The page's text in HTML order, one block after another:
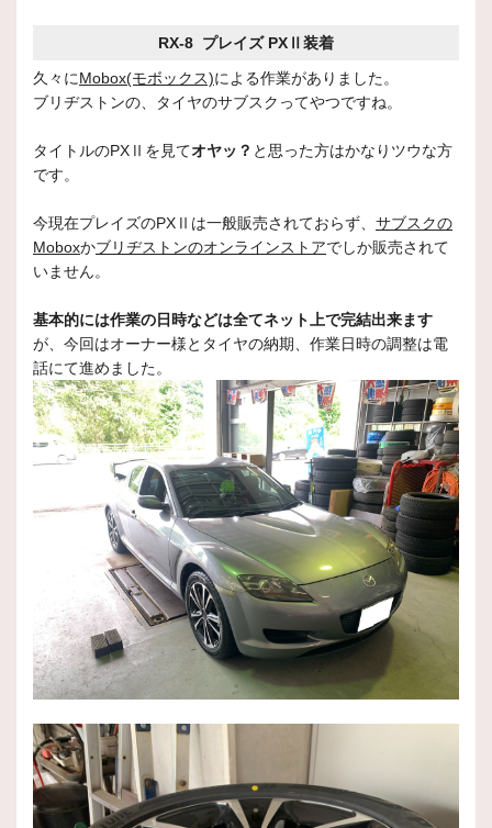
RX-8 プレイズ PXⅡ装着
久々にMobox(モボックス)による作業がありました。
ブリヂストンの、タイヤのサブスクってやつですね。
タイトルのPXⅡを見てオヤッ？ と思った方はかなりツウな方
です。
今現在プレイズのPXⅡは一般販売されておらず、 サブスクの
Moboxかブリヂストンのオンラインストアでしか販売されて
いません。
基本的には作業の日時などは全てネット上で完結出来ます
が、今回はオーナー様とタイヤの納期、作業日時の調整は電
話にて進めました。